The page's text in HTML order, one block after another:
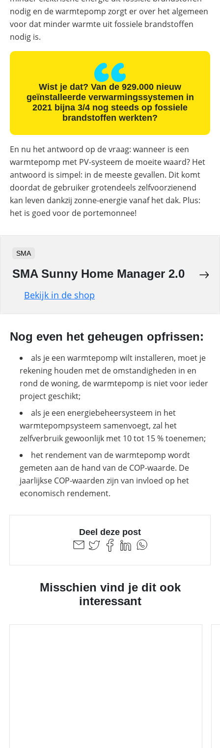
nodig en de warmtepomp zorgt er over het algemeen
voor dat minder warmte uit fossiele brandstoffen
nodig is.
Wist je dat? Van de 929.000 nieuw
geïnstalleerde verwarmingssystemen in
2021 bijna 3/4 nog steeds op fossiele
brandstoffen werkten?
En nu het antwoord op de vraag: wanneer is een
warmtepomp met PV-systeem de moeite waard? Het
antwoord is simpel: in de meeste gevallen. Dit komt
doordat de gebruiker grotendeels zelfvoorzienend
kan leven dankzij zonne-energie vanaf het dak. Plus:
het is goed voor de portemonnee!
SMA
SMA Sunny Home Manager 2.0
Bekijk in de shop
Nog even het geheugen opfrissen:
als je een warmtepomp wilt installeren, moet je
rekening houden met de omstandigheden in en
rond de woning, de warmtepomp is niet voor ieder
project geschikt;
als je een energiebeheersysteem in het
warmtepompsysteem samenvoegt, zal het
zelfverbruik gewoonlijk met 10 tot 15 % toenemen;
het rendement van de warmtepomp wordt
gemeten aan de hand van de COP-waarde. De
jaarlijkse COP-waarden zijn van invloed op het
economisch rendement.
Deel deze post
Misschien vind je dit ook
interessant